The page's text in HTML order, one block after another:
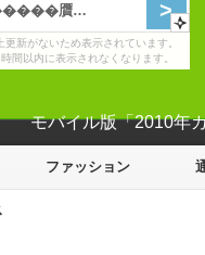
新がないため表示されています。
間以内に表示されなくなります。
モバイル版「2010年
ファッション